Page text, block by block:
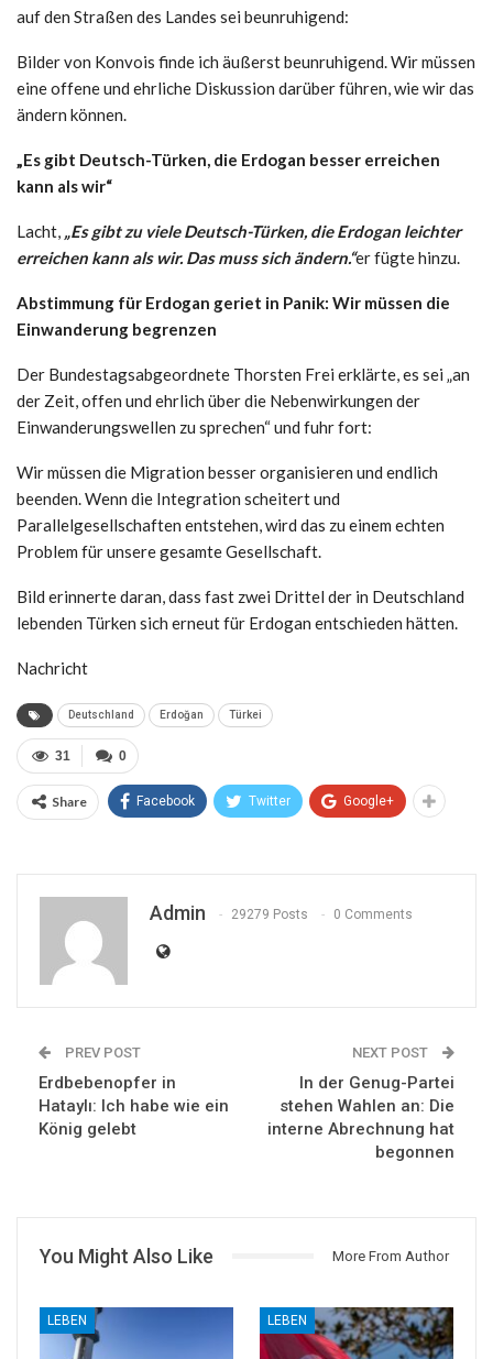
auf den Straßen des Landes sei beunruhigend:
Bilder von Konvois finde ich äußerst beunruhigend. Wir müssen
eine offene und ehrliche Diskussion darüber führen, wie wir das
ändern können.
„Es gibt Deutsch-Türken, die Erdogan besser erreichen
kann als wir“
Lacht, „Es gibt zu viele Deutsch-Türken, die Erdogan leichter
erreichen kann als wir. Das muss sich ändern.“er fügte hinzu.
Abstimmung für Erdogan geriet in Panik: Wir müssen die
Einwanderung begrenzen
Der Bundestagsabgeordnete Thorsten Frei erklärte, es sei „an
der Zeit, offen und ehrlich über die Nebenwirkungen der
Einwanderungswellen zu sprechen“ und fuhr fort:
Wir müssen die Migration besser organisieren und endlich
beenden. Wenn die Integration scheitert und
Parallelgesellschaften entstehen, wird das zu einem echten
Problem für unsere gesamte Gesellschaft.
Bild erinnerte daran, dass fast zwei Drittel der in Deutschland
lebenden Türken sich erneut für Erdogan entschieden hätten.
Nachricht
Deutschland Erdoğan Türkei
0
31
Share Facebook Twitter Google+
Admin 29279 Posts 0 Comments
PREV POST
Erdbebenopfer in
Hataylı: Ich habe wie ein
König gelebt
NEXT POST
In der Genug-Partei
stehen Wahlen an: Die
interne Abrechnung hat
begonnen
You Might Also Like More From Author
LEBEN LEBEN